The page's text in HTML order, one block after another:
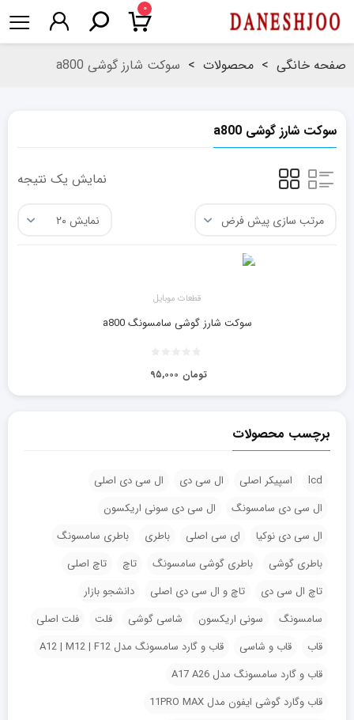
۰
صفحه خانگی > محصولات > سوکت شارز گوشی a800
سوکت شارز گوشی a800
نمایش یک نتیجه
قطعات موبایل
سوکت شارز گوشی سامسونگ a800
۹۵,۰۰۰ تومان
برچسب محصولات
lcd اسپیکر اصلی ال سی دی
ال سی دی اصلی
ال سی دی سامسونگ
ال سی دی سونی اریکسون
ال سی دی نوکیا
ای سی اصلی باطری
باطری سامسونگ
باطری گوشی
باطری گوشی سامسونگ تاچ
تاچ اصلی
تاچ ال سی دی
تاچ و ال سی دی اصلی
دانشجو بازار
سامسونگ
سونی اریکسون شاسی گوشی فلت
فلت اصلی
قاب
قاب و شاسی
قاب و گارد سامسونگ مدل A12 | M12 | F12
قاب و گارد سامسونگ مدل A17 A26
قاب وگارد گوشی ایفون مدل 11PRO MAX